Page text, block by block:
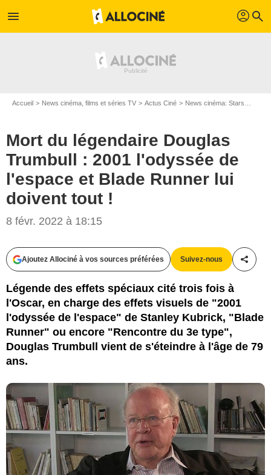
menu profil search
Accueil News cinéma, films et séries TV Actus Ciné News cinéma: Stars
Mort du légendaire Douglas
Trumbull : 2001 l'odyssée de
l'espace et Blade Runner lui
doivent tout !
8 févr. 2022 à 18:15
Ajoutez Allociné à vos sources préférées Suivez-nous
Légende des effets spéciaux cité trois fois à
l'Oscar, en charge des effets visuels de "2001
l'odyssée de l'espace" de Stanley Kubrick, "Blade
Runner" ou encore "Rencontre du 3e type",
Douglas Trumbull vient de s'éteindre à l'âge de 79
ans.